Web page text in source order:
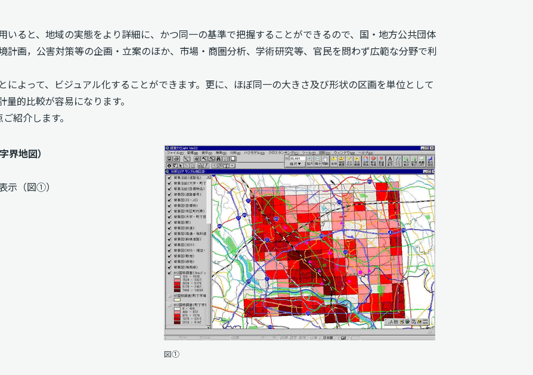
いると、地域の実態をより詳細に、かつ同一の基準で把握することができるので、国・地方公共団体
計画，公害対策等の企画・立案のほか、市場・商圏分析、学術研究等、官民を問わず広範な分野で利
よって、ビジュアル化することができます。更に、ほぼ同一の大きさ及び形状の区画を単位として
的比較が容易になります。
紹介します。
地図）
示（図①）
図①